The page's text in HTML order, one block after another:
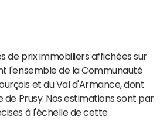
de prix immobiliers affichées sur
l'ensemble de la Communauté
et du Val d'Armance, dont
Prusy. Nos estimations sont par
à l'échelle de cette